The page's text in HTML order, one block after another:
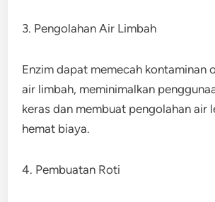
3. Pengolahan Air Limbah
Enzim dapat memecah kontaminan
air limbah, meminimalkan
keras dan membuat pengolahan air
hemat biaya.
4. Pembuatan Roti